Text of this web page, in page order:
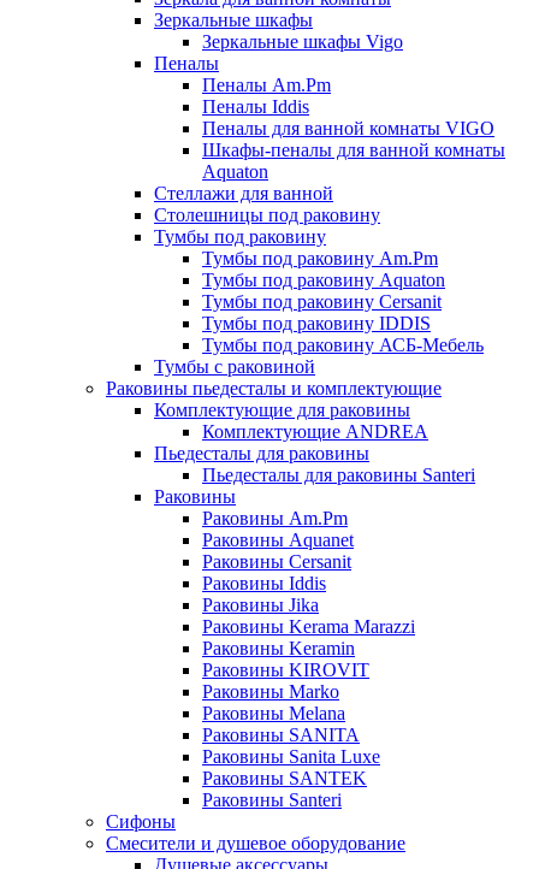
Зеркальные шкафы
Зеркальные шкафы Vigo
Пеналы
Пеналы Am.Pm
Пеналы Iddis
Пеналы для ванной комнаты VIGO
Шкафы-пеналы для ванной комнаты
Aquaton
Стеллажи для ванной
Столешницы под раковину
Тумбы под раковину
Тумбы под раковину Am.Pm
Тумбы под раковину Aquaton
Тумбы под раковину Cersanit
Тумбы под раковину IDDIS
Тумбы под раковину АСБ-Мебель
Тумбы с раковиной
Раковины пьедесталы и комплектующие
Комплектующие для раковины
Комплектующие ANDREA
Пьедесталы для раковины
Пьедесталы для раковины Santeri
Раковины
Раковины Am.Pm
Раковины Aquanet
Раковины Cersanit
Раковины Iddis
Раковины Jika
Раковины Kerama Marazzi
Раковины Keramin
Раковины KIROVIT
Раковины Marko
Раковины Melana
Раковины SANITA
Раковины Sanita Luxe
Раковины SANTEK
Раковины Santeri
Сифоны
Смесители и душевое оборудование